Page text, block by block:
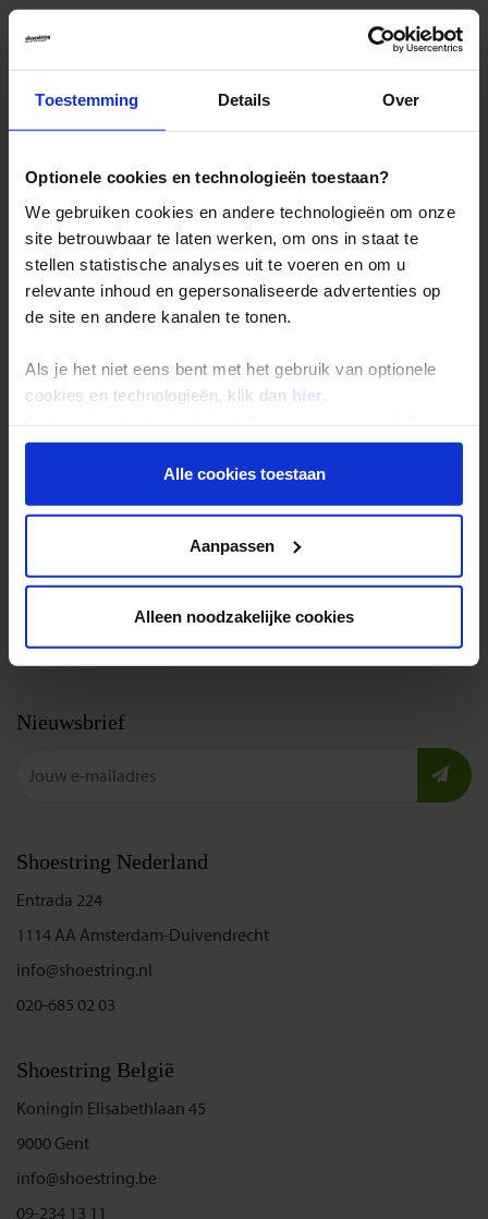
Toestemming Details Over
Optionele cookies en technologieën toestaan?
We gebruiken cookies en andere technologieën om onze
site betrouwbaar te laten werken, om ons in staat te
stellen statistische analyses uit te voeren en om u
relevante inhoud en gepersonaliseerde advertenties op
de site en andere kanalen te tonen.
Als je het niet eens bent met het gebruik van optionele
cookies en technologieën, klik dan hier
onder aan de pagina op elk gewenst moment voor de
toekomst wijzigen.Alle cookies toestaan
Aanpassen
Alleen noodzakelijke cookies
Reis- en annuleringsvoorwaarden
Veelgestelde vragen
Reisthema's
Groepsreizen
Single reizen
Gegarandeerde reizen
Nieuwe reizen
Bel, mail of chat met ons
Cookies instellingen
Disclaimer & copyright
Vacatures
Nieuwsbrief
Shoestring Nederland
Entrada 224
1114 AA Amsterdam-Duivendrecht
info@shoestring.nl
020-685 02 03
Shoestring België
Koningin Elisabethlaan 45
9000 Gent
info@shoestring.be
09-234 13 11